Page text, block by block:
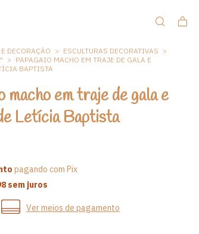
DECORAÇÃO > ESCULTURAS DECORATIVAS >
> PAPAGAIO MACHO EM TRAJE DE GALA E
BAPTISTA
macho em traje de gala e
Letícia Baptista
pagando com Pix
sem juros
Ver meios de pagamento